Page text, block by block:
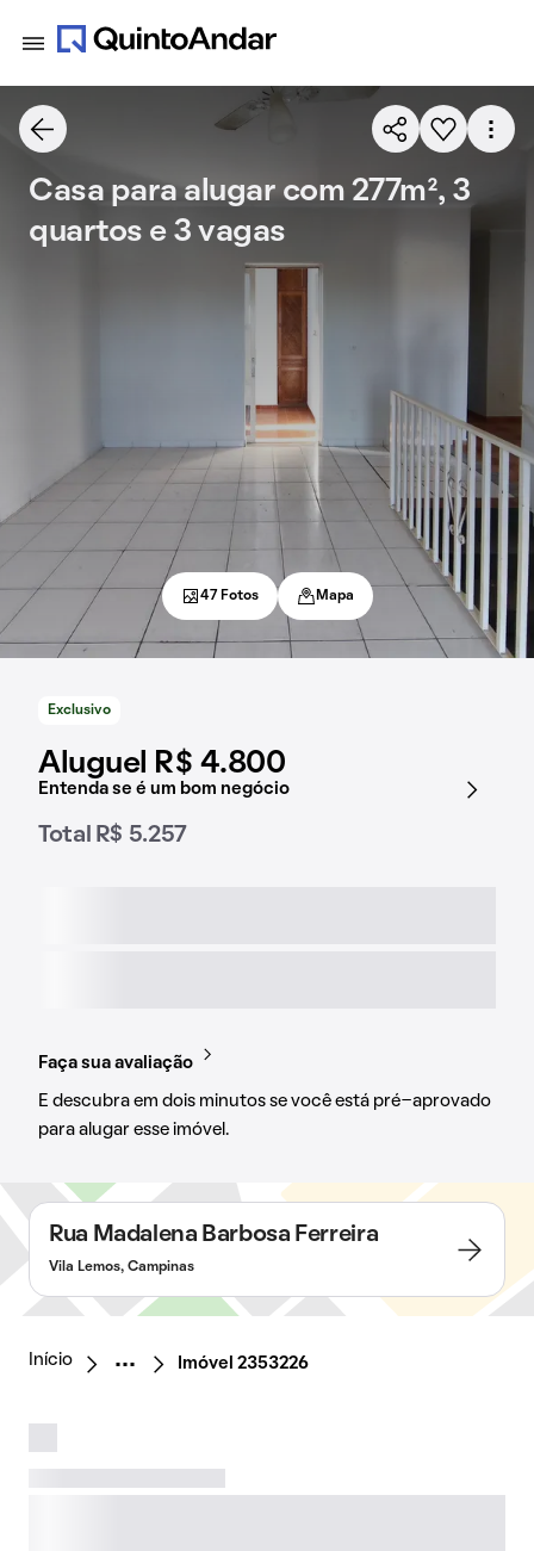
Exclusivo
Aluguel R$ 4.800
Entenda se é um bom negócio
Total R$ 5.257
Faça sua avaliação
E descubra em dois minutos se você está pré-aprovado
para alugar esse imóvel.
Casa para alugar com 277m², 3
quartos e 3 vagas
47 Fotos Mapa
Rua Madalena Barbosa Ferreira
Vila Lemos, Campinas
Início Imóvel 2353226